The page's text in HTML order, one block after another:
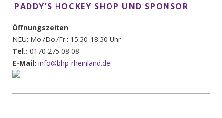
PADDY’S HOCKEY SHOP UND SPONSOR
Öffnungszeiten
NEU: Mo./Do./Fr.: 15:30-18:30 Uhr
Tel.: 0170 275 08 08
E-Mail: info@bhp-rheinland.de